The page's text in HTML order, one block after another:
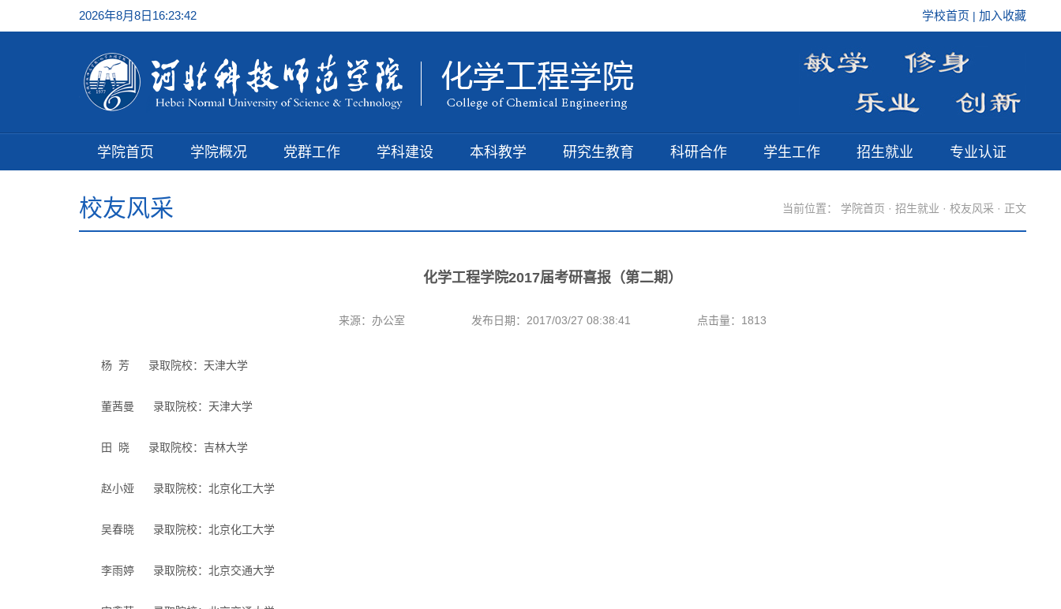
2026年8月8日16:23:42 学校首页 | 加入收藏
学院首页 学院概况 党群工作 学科建设 本科教学 研究生教育 科研合作 学生工作 招生就业 专业认证
当前位置： 学院首页 · 招生就业 · 校友风采 · 正文
校友风采
化学工程学院2017届考研喜报（第二期）
来源：办公室 发布日期：2017/03/27 08:38:41 点击量： 1813
杨 芳 录取院校：天津大学
董茜曼 录取院校：天津大学
田 晓 录取院校：吉林大学
赵小娅 录取院校：北京化工大学
吴春晓 录取院校：北京化工大学
李雨婷 录取院校：北京交通大学